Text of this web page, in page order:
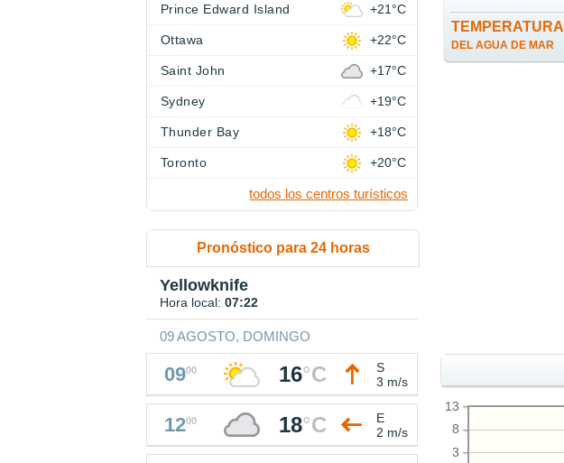
TEMPERATURA
DEL AGUA DE MAR
3
8
13
Prince Edward Island +21°C
Ottawa +22°C
Saint John +17°C
Sydney +19°C
Thunder Bay +18°C
Toronto +20°C
todos los centros turísticos
Pronóstico para 24 horas
Yellowknife
Hora local: 07:22
09 AGOSTO, DOMINGO
0900 16°C
S
3 m/s
1200 18°C
E
2 m/s